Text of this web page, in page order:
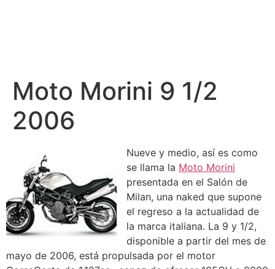
Moto Morini 9 1/2
2006
Nueve y medio, así es como
se llama la Moto Morini
presentada en el Salón de
Milan, una naked que supone
el regreso a la actualidad de
la marca italiana. La 9 y 1/2,
disponible a partir del mes de
mayo de 2006, está propulsada por el motor